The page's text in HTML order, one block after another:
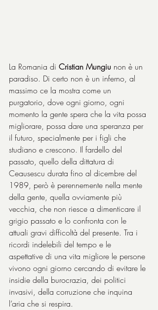
La Romania di Cristian Mungiu non è un
paradiso. Di certo non è un inferno, al
massimo ce la mostra come un
purgatorio, dove ogni giorno, ogni
momento la gente spera che la vita possa
migliorare, possa dare una speranza per
il futuro, specialmente per i figli che
studiano e crescono. Il fardello del
passato, quello della dittatura di
Ceausescu durata fino al dicembre del
1989, però è perennemente nella mente
della gente, quella ovviamente più
vecchia, che non riesce a dimenticare il
grigio passato e lo confronta con le
attuali gravi difficoltà del presente. Tra i
ricordi indelebili del tempo e le
aspettative di una vita migliore le persone
vivono ogni giorno cercando di evitare le
insidie della burocrazia, dei politici
invasivi, della corruzione che inquina
l’aria che si respira.